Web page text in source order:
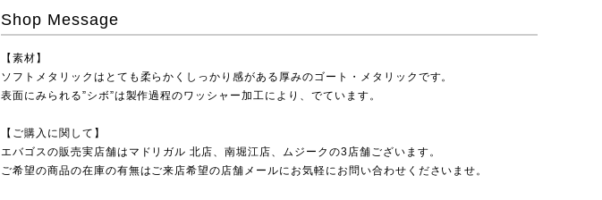
Shop Message
【素材】
ソフトメタリックはとても柔らかくしっかり感がある厚みのゴート・メタリックです。
表面にみられる”シボ”は製作過程のワッシャー加工により、でています。
【ご購入に関して】
エバゴスの販売実店舗は マドリガル 北店 、南堀江店 ムジーク の3店舗ございます。
ご希望の商品の在庫の有無はご来店希望の店舗メールにお気軽にお問い合わせくださいませ。